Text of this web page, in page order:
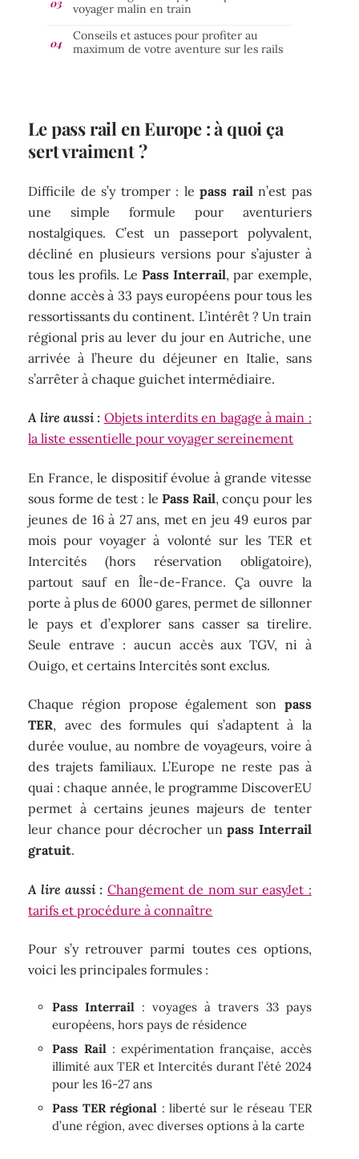
voyager malin en train
Conseils et astuces pour profiter au
maximum de votre aventure sur les rails
Le pass rail en Europe : à quoi ça
sert vraiment ?
Difficile de s’y tromper : lepass railn’est pas
une simple formule pour aventuriers
nostalgiques. C’est un passeport polyvalent,
décliné en plusieurs versions pour s’ajuster à
tous les profils. LePass Interrail, par exemple,
donne accès à 33 pays européens pour tous les
ressortissants du continent. L’intérêt ? Un train
régional pris au lever du jour en Autriche, une
arrivée à l’heure du déjeuner en Italie, sans
s’arrêter à chaque guichet intermédiaire.
A lire aussi : Objets interdits en bagage à main :
la liste essentielle pour voyager sereinement
En France, le dispositif évolue à grande vitesse
sous forme de test : le Pass Rail, conçu pour les
jeunes de 16 à 27 ans, met en jeu 49 euros par
mois pour voyager à volonté sur les TER et
Intercités (hors réservation obligatoire),
partout sauf en Île-de-France. Ça ouvre la
porte à plus de 6000 gares, permet de sillonner
le pays et d’explorer sans casser sa tirelire.
Seule entrave : aucun accès aux TGV, ni à
Ouigo, et certains Intercités sont exclus.
Chaque région propose également son pass
TER, avec des formules qui s’adaptent à la
durée voulue, au nombre de voyageurs, voire à
des trajets familiaux. L’Europe ne reste pas à
quai : chaque année, le programme DiscoverEU
permet à certains jeunes majeurs de tenter
leur chance pour décrocher unpass Interrail
gratuit.
A lire aussi : Changement de nom sur easyJet :
tarifs et procédure à connaître
Pour s’y retrouver parmi toutes ces options,
voici les principales formules :
Pass Interrail : voyages à travers 33 pays
européens, hors pays de résidence
Pass Rail: expérimentation française, accès
illimité aux TER et Intercités durant l’été 2024
pour les 16-27 ans
Pass TER régional : liberté sur le réseau TER
d’une région, avec diverses options à la carte